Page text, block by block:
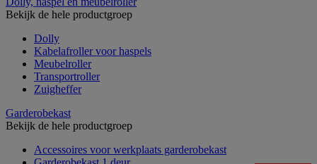
Bekijk de hele productgroep
Dolly
Kabelafroller voor haspels
Meubelroller
Transportroller
Zuigheffer
Garderobekast
Bekijk de hele productgroep
Accessoires voor werkplaats garderobekast